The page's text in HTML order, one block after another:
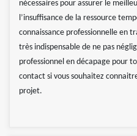
nécessaires pour assurer le
l’insuffisance de la ressource
connaissance professionnelle en
très indispensable de ne pas
professionnel en décapage pour
contact si vous souhaitez
projet.